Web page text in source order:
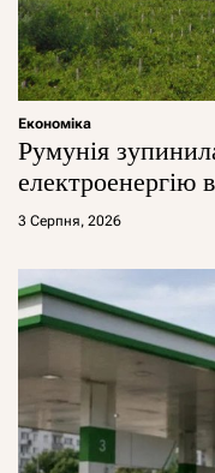
Економіка
Румунія
електроенергію
3 Серпня, 2026